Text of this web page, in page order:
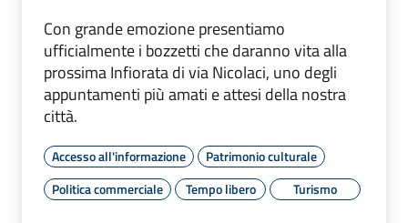
Con grande emozione presentiamo
ufficialmente i bozzetti che daranno vita alla
prossima Infiorata di via Nicolaci, uno degli
appuntamenti più amati e attesi della nostra
città.
Accesso all'informazione
Patrimonio culturale
Politica commerciale
Tempo libero Turismo